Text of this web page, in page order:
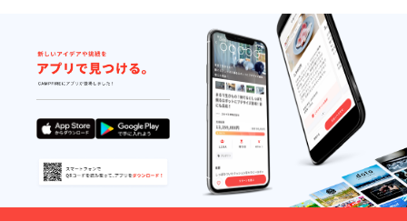
ンのよ
うな透
き通る
味に、
ウイス
キーを
思わせ
る大人
な香
り。
〈金箔
Honey
mee〉
金沢産
純粋
ピュア
なスタ
ンダー
ド
Honey
mee*・
＊。 味
わい：
ライチ
やシャ
インマ
スカッ
トのよ